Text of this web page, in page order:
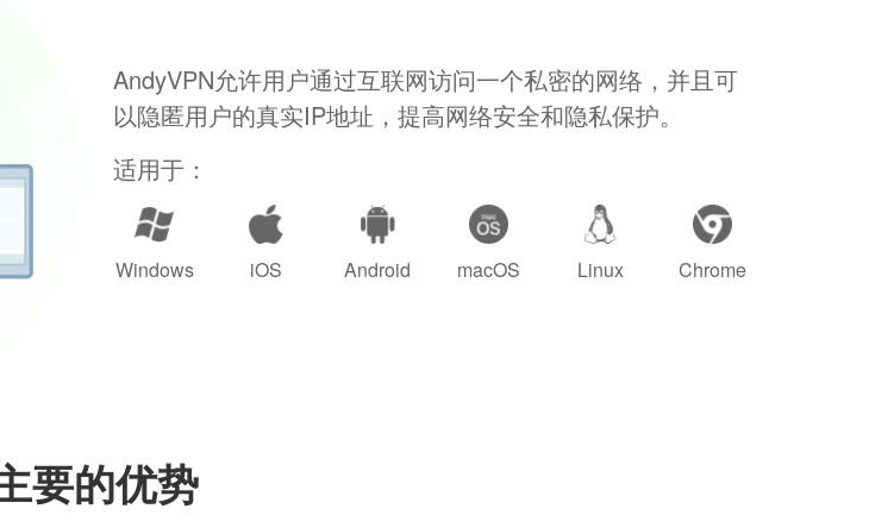
AndyVPN允许用户通过互联网访问一个私密的网络，并且可
以隐匿用户的真实IP地址，提高网络安全和隐私保护。
适用于：
Windows iOS Android macOS Linux Chrome
要的优势